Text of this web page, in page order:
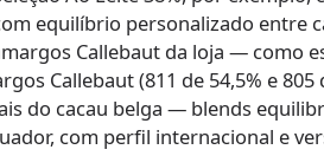
equilíbrio personalizado entre
Callebaut da loja — como
Callebaut (811 de 54,5% e 805
do cacau belga — blends
com perfil internacional e